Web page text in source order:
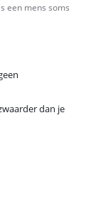
een mens soms
dan je